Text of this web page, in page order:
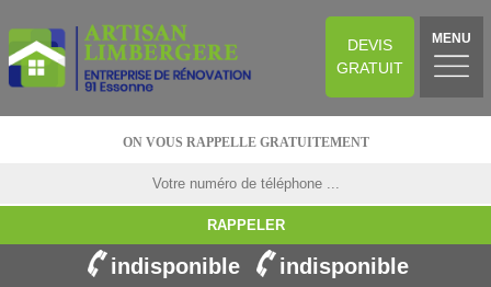
DEVIS
GRATUIT
MENU
ON VOUS RAPPELLE GRATUITEMENT
indisponible indisponible